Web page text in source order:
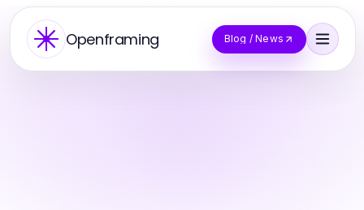
Openframing Blog / News